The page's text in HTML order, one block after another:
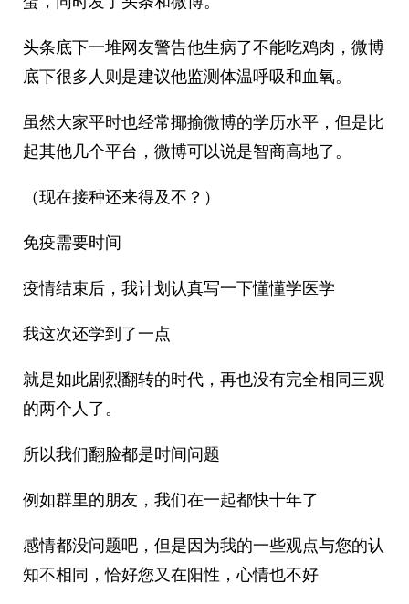
头条底下一堆网友警告他生病了不能吃鸡肉，微博
底下很多人则是建议他监测体温呼吸和血氧。
虽然大家平时也经常揶揄微博的学历水平，但是比
起其他几个平台，微博可以说是智商高地了。 ​​​
（现在接种还来得及不？）
免疫需要时间
疫情结束后，我计划认真写一下懂懂学医学
我这次还学到了一点
就是如此剧烈翻转的时代，再也没有完全相同三观
的两个人了。
所以我们翻脸都是时间问题
例如群里的朋友，我们在一起都快十年了
感情都没问题吧，但是因为我的一些观点与您的认
知不相同，恰好您又在阳性，心情也不好